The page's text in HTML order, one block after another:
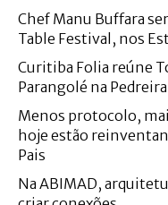
Chef Manu Buffara
Table Festival, nos
Curitiba Folia reúne
Parangolé na
Menos protocolo,
hoje estão
Pais
Na ABIMAD,